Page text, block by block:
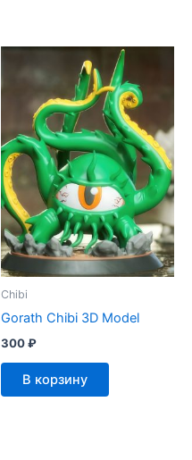
Chibi
Gorath Chibi 3D Model
300₽
В корзину